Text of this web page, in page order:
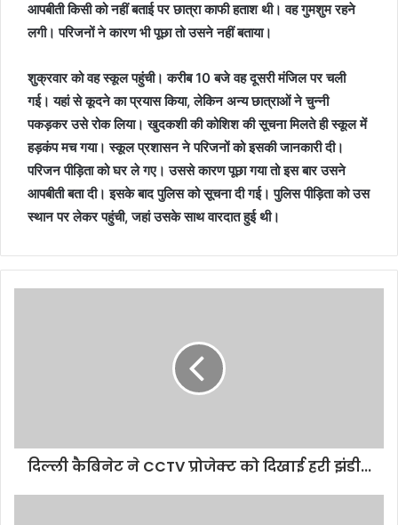
आपबीती किसी को नहीं बताई पर छात्रा काफी हताश थी। वह गुमशुम रहने
लगी। परिजनों ने कारण भी पूछा तो उसने नहीं बताया।
शुक्रवार को वह स्कूल पहुंची। करीब 10 बजे वह दूसरी मंजिल पर चली
गई। यहां से कूदने का प्रयास किया, लेकिन अन्य छात्राओं ने चुन्नी
पकड़कर उसे रोक लिया। खुदकशी की कोशिश की सूचना मिलते ही स्कूल में
हड़कंप मच गया। स्कूल प्रशासन ने परिजनों को इसकी जानकारी दी।
परिजन पीड़िता को घर ले गए। उससे कारण पूछा गया तो इस बार उसने
आपबीती बता दी। इसके बाद पुलिस को सूचना दी गई। पुलिस पीड़िता को उस
स्थान पर लेकर पहुंची, जहां उसके साथ वारदात हुई थी।
दिल्ली कैबिनेट ने CCTV प्रोजेक्ट को दिखाई हरी झंडी...